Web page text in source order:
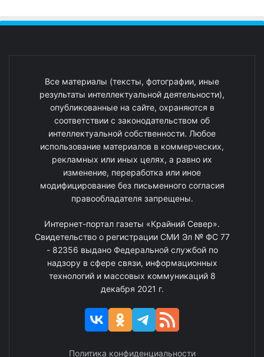
Все материалы (тексты, фотографии, иные
результаты интеллектуальной деятельности),
опубликованные на сайте, охраняются в
соответствии с законодательством об
интеллектуальной собственности. Любое
использование материалов в коммерческих,
рекламных или иных целях, а равно их
изменение, переработка или иное
модифицирование без письменного согласия
правообладателя запрещены.
Интернет-портал газеты «Крайний Север».
Свидетельство о регистрации СМИ Эл № ФС 77
- 82356 выдано Федеральной службой по
надзору в сфере связи, информационных
технологий и массовых коммуникаций 8
декабря 2021 г.
Политика конфиденциальности